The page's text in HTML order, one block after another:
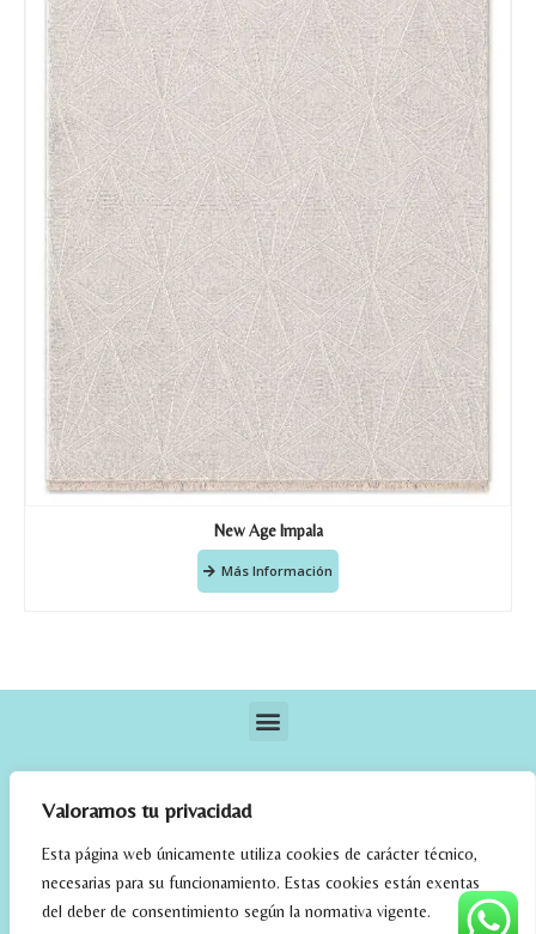
Valoramos tu privacidad
Esta página web únicamente utiliza cookies de carácter técnico,
necesarias para su funcionamiento. Estas cookies están exentas
del deber de consentimiento según la normativa vigente.
New Age Impala
Más Información
elrincondefehmi.com © 2023. Designed By W Media